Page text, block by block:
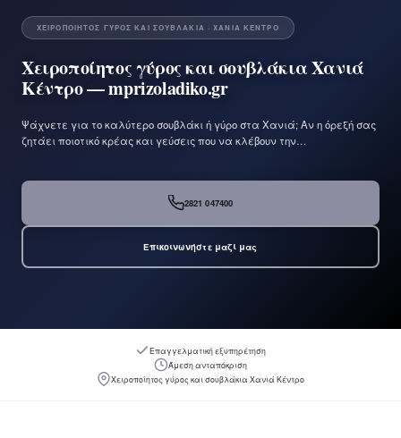
ΧΕΙΡΟΠΟΊΗΤΟΣ ΓΎΡΟΣ ΚΑΙ ΣΟΥΒΛΆΚΙΑ · ΧΑΝΙΆ ΚΈΝΤΡΟ
Χειροποίητος γύρος και σουβλάκια Χανιά
Κέντρο — mprizoladiko.gr
Ψάχνετε για το καλύτερο σουβλάκι ή γύρο στα Χανιά; Αν η όρεξή σας
ζητάει ποιοτικό κρέας και γεύσεις που να κλέβουν την…
2821 047400
Επικοινωνήστε μαζί μας
Επαγγελματική εξυπηρέτηση
Άμεση ανταπόκριση
Χειροποίητος γύρος και σουβλάκια Χανιά Κέντρο